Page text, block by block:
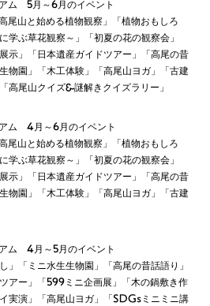
ム 5月～6月のイベント
尾山と始める植物観察」「植物おもしろ
学ぶ草花観察～」「初夏の花の観察会」
示」「日本遺産ガイドツアー」「高尾の昔
物園」「木工体験」「高尾山ヨガ」「古建
高尾山クイズ&謎解きクイズラリー」
ム 4月～6月のイベント
尾山と始める植物観察」「植物おもしろ
学ぶ草花観察～」「初夏の花の観察会」
示」「日本遺産ガイドツアー」「高尾の昔
物園」「木工体験」「高尾山ヨガ」「古建
ム 4月～5月のイベント
」「ミニ水生生物園」「高尾の昔話語り」
ツアー」「599ミニ企画展」「木の鍋敷き作
実演」「高尾山ヨガ」「SDGsミニミニ講